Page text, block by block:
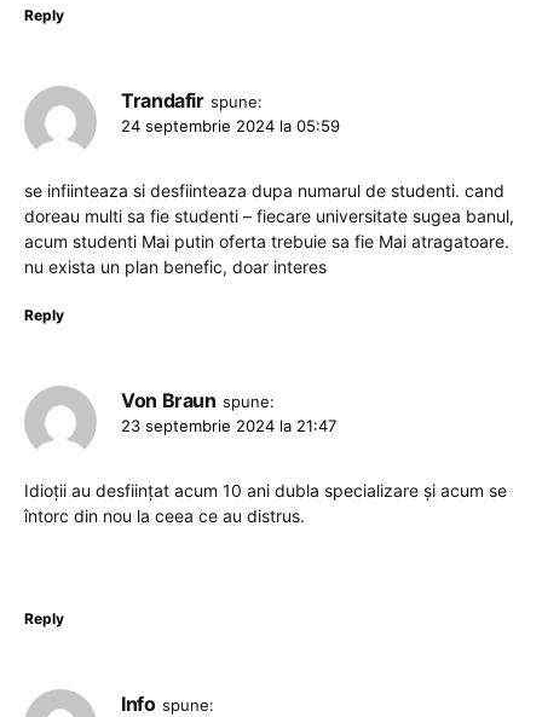
Reply
Trandafir spune:
24 septembrie 2024 la 05:59
se infiinteaza si desfiinteaza dupa numarul de studenti. cand
doreau multi sa fie studenti – fiecare universitate sugea banul,
acum studenti Mai putin oferta trebuie sa fie Mai atragatoare.
nu exista un plan benefic, doar interes
Reply
Von Braun spune:
23 septembrie 2024 la 21:47
Idioții au desființat acum 10 ani dubla specializare și acum se
întorc din nou la ceea ce au distrus.
Reply
Info spune: